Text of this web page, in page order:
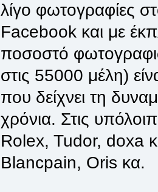
λίγο φωτογραφίες
Facebook και με
ποσοστό
στις 55000 μέλη)
που δείχνει τη
χρόνια. Στις
Rolex, Tudor, doxa
Blancpain, Oris κα.